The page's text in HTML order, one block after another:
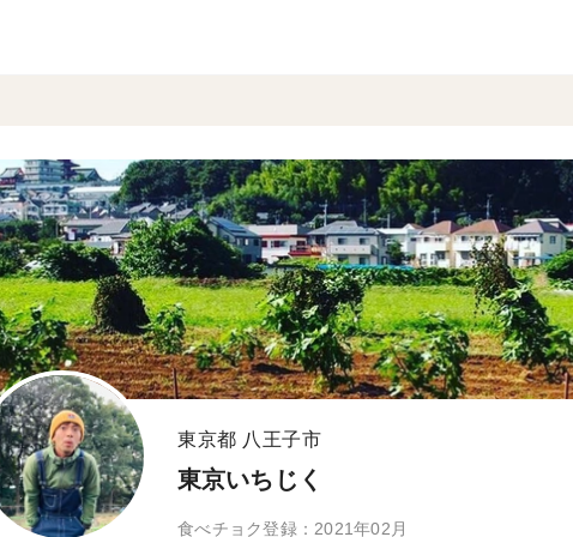
東京都 八王子市
東京いちじく
食べチョク登録：2021年02月